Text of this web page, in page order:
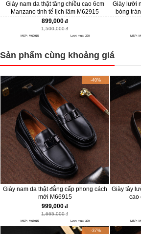
Giày nam da thật tăng chiều cao 6cm
Manzano tinh tế lịch lãm M62915
899,000
1,500,000
MSP: M62915 Lượt mua: 220
Giày lười
bóng
MSP:
Sản phẩm cùng khoảng giá
-40%
Giày nam da thật đẳng cấp phong cách
mới M66915
999,000
1,665,000
MSP: M66915 Lượt mua: 399
Giày tây
cao
MSP:
-37%